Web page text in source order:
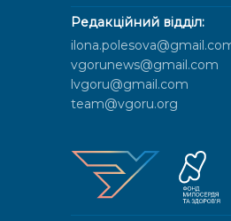
Редакційний відділ:
vgorunews@gmail.com
lvgoru@gmail.com
team@vgoru.org